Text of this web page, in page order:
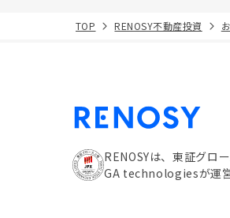
TOP RENOSY不動産投資
RENOSYは、東証グロ
GA technologiesが運営